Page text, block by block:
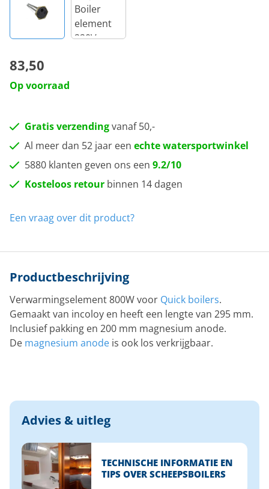
83,50
Op voorraad
Gratis verzendingvanaf 50,-
Al meer dan 52 jaar een echte watersportwinkel
5880 klanten geven ons een 9.2/10
Kosteloos retour binnen 14 dagen
Een vraag over dit product?
Productbeschrijving
Verwarmingselement 800W voor Quick boilers.
Gemaakt van incoloy en heeft een lengte van 295 mm.
Inclusief pakking en 200 mm magnesium anode.
De magnesium anode is ook los verkrijgbaar.
Advies & uitleg
TECHNISCHE INFORMATIE EN
TIPS OVER SCHEEPSBOILERS